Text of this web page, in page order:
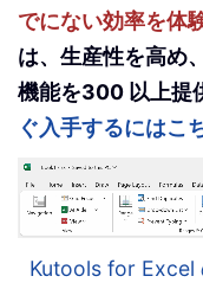
でにない効率を体
は、生産性を高め
機能を300 以上提
ぐ入手するにはこ
Kutools for Excel